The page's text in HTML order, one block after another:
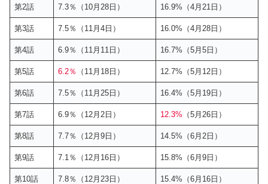
第2話 7.3％（10月28日） 16.9%（4月21日）
第3話 7.5％（11月4日） 16.0%（4月28日）
第4話 6.9％（11月11日） 16.7%（5月5日）
第5話 6.2％ （11月18日） 12.7%（5月12日）
第6話 7.5％（11月25日） 16.4%（5月19日）
第7話 6.9％（12月2日） 12.3% （5月26日）
第8話 7.7％（12月9日） 14.5%（6月2日）
第9話 7.1％（12月16日） 15.8%（6月9日）
第10話 7.8％（12月23日） 15.4%（6月16日）